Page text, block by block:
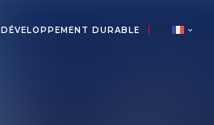
DÉVELOPPEMENT DURABLE